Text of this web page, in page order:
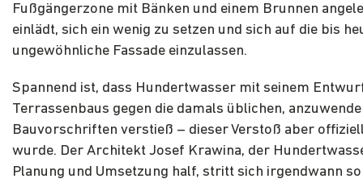
Fußgängerzone mit Bänken und einem Brunnen
einlädt, sich ein wenig zu setzen und sich auf die bis
ungewöhnliche Fassade einzulassen.
Spannend ist, dass Hundertwasser mit seinem
Terrassenbaus gegen die damals üblichen,
Bauvorschriften verstieß – dieser Verstoß aber
wurde. Der Architekt Josef Krawina, der
Planung und Umsetzung half, stritt sich irgendwann